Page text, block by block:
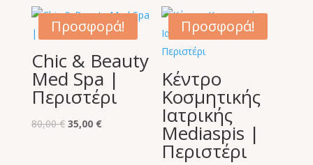
Προσφορά!
Chic & Beauty
Med Spa |
Περιστέρι
80,00€ Original
35,00 €Η
Προσφορά!
Κέντρο
Κοσμητικής
Ιατρικής
Mediaspis |
Περιστέρι